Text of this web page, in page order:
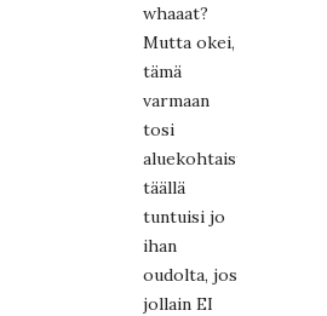
whaaat?
Mutta okei,
tämä
varmaan
tosi
aluekohtaista,
täällä
tuntuisi jo
ihan
oudolta, jos
jollain EI